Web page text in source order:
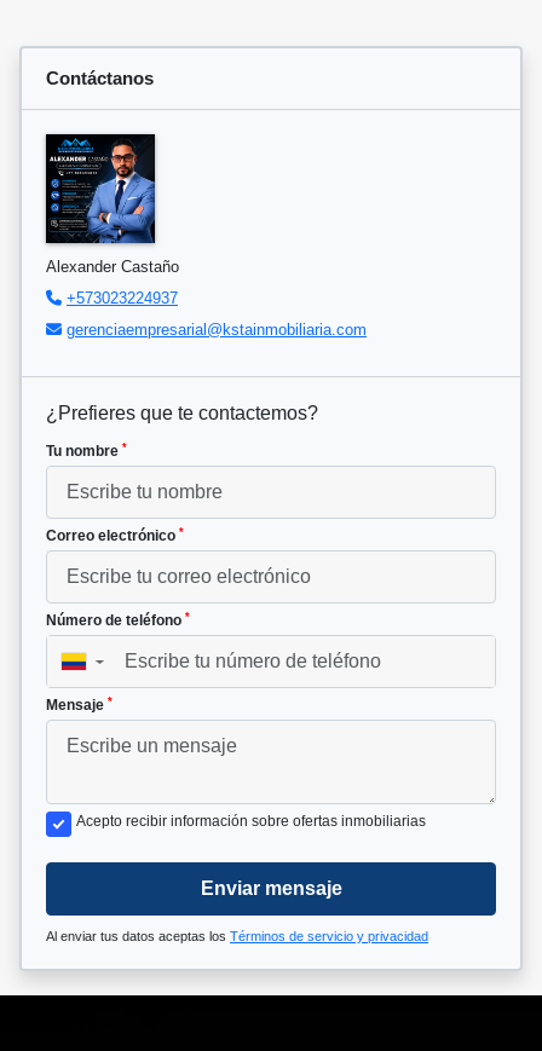
Contáctanos
Alexander Castaño
+573023224937
gerenciaempresarial@kstainmobiliaria.com
¿Prefieres que te contactemos?
Tu nombre *
Correo electrónico *
Número de teléfono *
▼
Mensaje *
Acepto recibir información sobre ofertas inmobiliarias
Enviar mensaje
Al enviar tus datos aceptas los Términos de servicio y privacidad